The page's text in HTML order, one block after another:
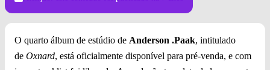
O quarto álbum de estúdio de Anderson .Paak, intitulado
de Oxnard, está oficialmente disponível para pré-venda, e com